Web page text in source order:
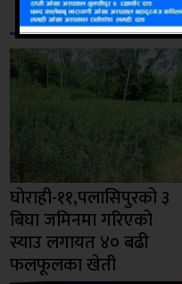
सम्बन्धित
घोराही-११,पलासिपुरको ३
बिघा जमिनमा गरिएको
स्याउ लगायत ४० बढी
फलफूलका खेती